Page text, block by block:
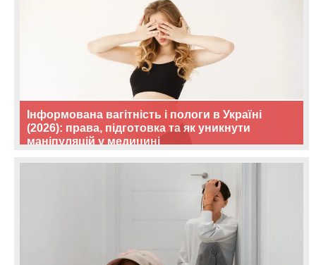
Інформована вагітність і пологи в Україні
(2026): права, підготовка та як уникнути
маніпуляцій у медицині